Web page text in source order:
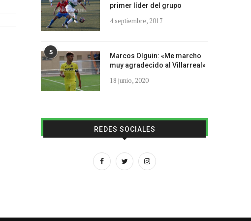
primer líder del grupo
4 septiembre, 2017
5
Marcos Olguin: «Me marcho
muy agradecido al Villarreal»
18 junio, 2020
REDES SOCIALES